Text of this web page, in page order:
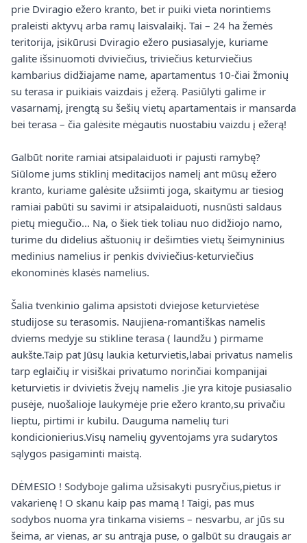
prie Dviragio ežero kranto, bet ir puiki vieta norintiems
praleisti aktyvų arba ramų laisvalaikį. Tai – 24 ha žemės
teritorija, įsikūrusi Dviragio ežero pusiasalyje, kuriame
galite išsinuomoti dviviečius, triviečius keturviečius
kambarius didžiajame name, apartamentus 10-čiai žmonių
su terasa ir puikiais vaizdais į ežerą. Pasiūlyti galime ir
vasarnamį, įrengtą su šešių vietų apartamentais ir mansarda
bei terasa – čia galėsite mėgautis nuostabiu vaizdu į ežerą!
Galbūt norite ramiai atsipalaiduoti ir pajusti ramybę?
Siūlome jums stiklinį meditacijos namelį ant mūsų ežero
kranto, kuriame galėsite užsiimti joga, skaitymu ar tiesiog
ramiai pabūti su savimi ir atsipalaiduoti, nusnūsti saldaus
pietų miegučio... Na, o šiek tiek toliau nuo didžiojo namo,
turime du didelius aštuonių ir dešimties vietų šeimyninius
medinius namelius ir penkis dviviečius-keturviečius
ekonominės klasės namelius.
Šalia tvenkinio galima apsistoti dviejose keturvietėse
studijose su terasomis. Naujiena-romantiškas namelis
dviems medyje su stikline terasa ( laundžu ) pirmame
aukšte.Taip pat Jūsų laukia keturvietis,labai privatus namelis
tarp eglaičių ir visiškai privatumo norinčiai kompanijai
keturvietis ir dvivietis žvejų namelis .Jie yra kitoje pusiasalio
pusėje, nuošalioje laukymėje prie ežero kranto,su privačiu
lieptu, pirtimi ir kubilu. Dauguma namelių turi
kondicionierius.Visų namelių gyventojams yra sudarytos
sąlygos pasigaminti maistą.
DĖMESIO ! Sodyboje galima užsisakyti pusryčius,pietus ir
vakarienę ! O skanu kaip pas mamą ! Taigi, pas mus
sodybos nuoma yra tinkama visiems – nesvarbu, ar jūs su
šeima, ar vienas, ar su antrąja puse, o galbūt su draugais ar